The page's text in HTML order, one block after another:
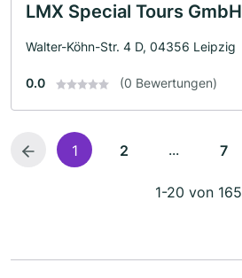
LMX Special Tours GmbH
Walter-Köhn-Str. 4 D, 04356 Leipzig
0.0 (0 Bewertungen)
1 2 ... 7
1-20 von 165